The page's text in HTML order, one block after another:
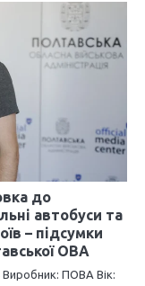
до
автобуси та
– підсумки
ОВА
Виробник: ПОВА Вік: